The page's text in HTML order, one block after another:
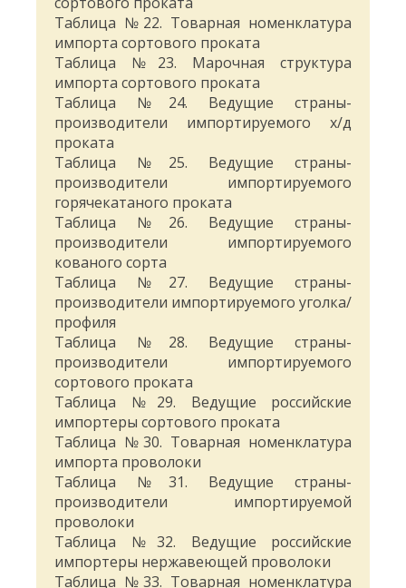
Таблица №22. Товарная номенклатура
импорта сортового проката
Таблица №23. Марочная структура
импорта сортового проката
Таблица №24. Ведущие страны-
производители импортируемого х/д
проката
Таблица №25. Ведущие страны-
производители импортируемого
горячекатаного проката
Таблица №26. Ведущие страны-
производители импортируемого
кованого сорта
Таблица №27. Ведущие страны-
производители импортируемого уголка/
профиля
Таблица №28. Ведущие страны-
производители импортируемого
сортового проката
Таблица №29. Ведущие российские
импортеры сортового проката
Таблица №30. Товарная номенклатура
импорта проволоки
Таблица №31. Ведущие страны-
производители импортируемой
проволоки
Таблица №32. Ведущие российские
импортеры нержавеющей проволоки
Таблица №33. Товарная номенклатура